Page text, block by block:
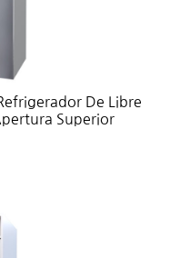
De Libre
Superior